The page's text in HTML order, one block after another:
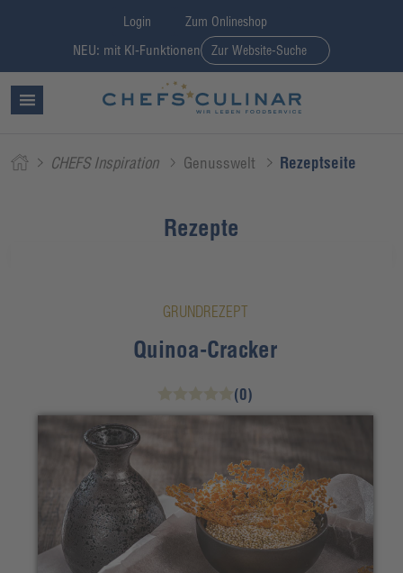
Login Zum Onlineshop
NEU: mit KI-Funktionen Zur Website-Suche
CHEFS Inspiration Genusswelt Rezeptseite
Rezepte
GRUNDREZEPT
Quinoa-Cracker
(0)